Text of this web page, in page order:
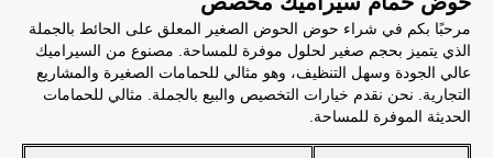
مرحبًا بكم في شراء حوض الحوض الصغير المعلق على الحائط بالجملة
الذي يتميز بحجم صغير لحلول موفرة للمساحة. مصنوع من السيراميك
عالي الجودة وسهل التنظيف، وهو مثالي للحمامات الصغيرة والمشاريع
التجارية. نحن نقدم خيارات التخصيص والبيع بالجملة. مثالي للحمامات
الحديثة الموفرة للمساحة.